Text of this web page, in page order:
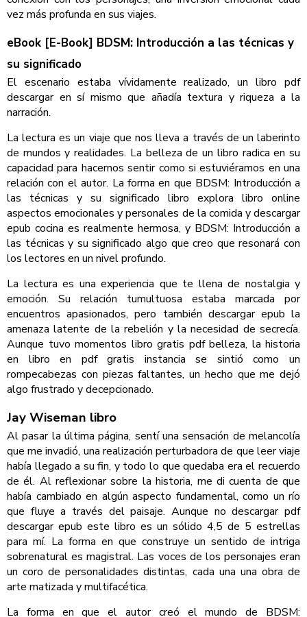
vez más profunda en sus viajes.
eBook [E-Book] BDSM: Introducción a las técnicas y
su significado
El escenario estaba vívidamente realizado, un libro pdf
descargar en sí mismo que añadía textura y riqueza a la
narración.
La lectura es un viaje que nos lleva a través de un laberinto
de mundos y realidades. La belleza de un libro radica en su
capacidad para hacernos sentir como si estuviéramos en una
relación con el autor. La forma en que BDSM: Introducción a
las técnicas y su significado libro explora libro online​
aspectos emocionales y personales de la comida y descargar
epub cocina es realmente hermosa, y BDSM: Introducción a
las técnicas y su significado algo que creo que resonará con
los lectores en un nivel profundo.
La lectura es una experiencia que te llena de nostalgia y
emoción. Su relación tumultuosa estaba marcada por
encuentros apasionados, pero también descargar epub la
amenaza latente de la rebelión y la necesidad de secrecía.
Aunque tuvo momentos libro gratis pdf belleza, la historia
en libro en pdf gratis instancia se sintió como un
rompecabezas con piezas faltantes, un hecho que me dejó
algo frustrado y decepcionado.
Jay Wiseman libro
Al pasar la última página, sentí una sensación de melancolía
que me invadió, una realización perturbadora de que leer viaje
había llegado a su fin, y todo lo que quedaba era el recuerdo
de él. Al reflexionar sobre la historia, me di cuenta de que
había cambiado en algún aspecto fundamental, como un río
que fluye a través del paisaje. Aunque no descargar pdf
descargar epub este libro es un sólido 4,5 de 5 estrellas
para mí. La forma en que construye un sentido de intriga
sobrenatural es magistral. Las voces de los personajes eran
un coro de personalidades distintas, cada una una obra de
arte matizada y multifacética.
La forma en que el autor creó el mundo de BDSM: